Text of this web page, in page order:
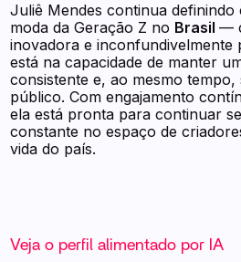
Juliê Mendes continua
moda da Geração Z no Brasil—
inovadora e inconfundivelmente
está na capacidade de manter
consistente e, ao mesmo
público. Com engajamento
ela está pronta para continuar
constante no espaço de
vida do país.
Veja o perfil alimentado por IA